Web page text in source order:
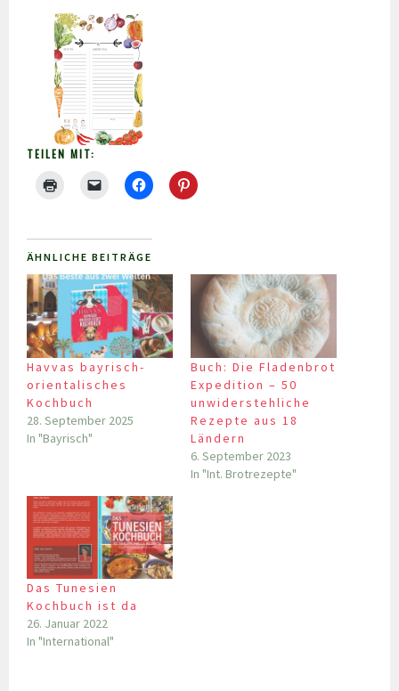
TEILEN MIT:
ÄHNLICHE BEITRÄGE
Havvas bayrisch-
orientalisches
Kochbuch
28. September 2025
In "Bayrisch"
Buch: Die Fladenbrot
Expedition – 50
unwiderstehliche
Rezepte aus 18
Ländern
6. September 2023
In "Int. Brotrezepte"
Das Tunesien
Kochbuch ist da
26. Januar 2022
In "International"